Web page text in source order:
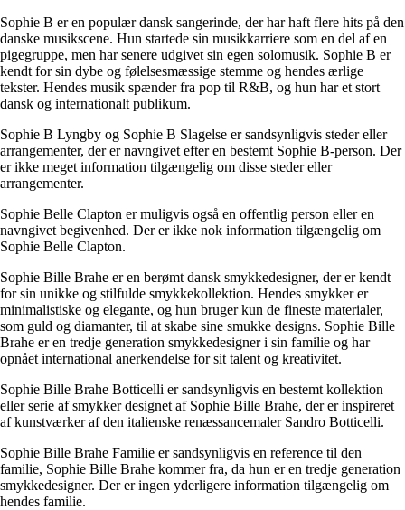
Sophie B er en populær dansk sangerinde, der har haft flere hits på den
danske musikscene. Hun startede sin musikkarriere som en del af en
pigegruppe, men har senere udgivet sin egen solomusik. Sophie B er
kendt for sin dybe og følelsesmæssige stemme og hendes ærlige
tekster. Hendes musik spænder fra pop til R&B, og hun har et stort
dansk og internationalt publikum.
Sophie B Lyngby og Sophie B Slagelse er sandsynligvis steder eller
arrangementer, der er navngivet efter en bestemt Sophie B-person. Der
er ikke meget information tilgængelig om disse steder eller
arrangementer.
Sophie Belle Clapton er muligvis også en offentlig person eller en
navngivet begivenhed. Der er ikke nok information tilgængelig om
Sophie Belle Clapton.
Sophie Bille Brahe er en berømt dansk smykkedesigner, der er kendt
for sin unikke og stilfulde smykkekollektion. Hendes smykker er
minimalistiske og elegante, og hun bruger kun de fineste materialer,
som guld og diamanter, til at skabe sine smukke designs. Sophie Bille
Brahe er en tredje generation smykkedesigner i sin familie og har
opnået international anerkendelse for sit talent og kreativitet.
Sophie Bille Brahe Botticelli er sandsynligvis en bestemt kollektion
eller serie af smykker designet af Sophie Bille Brahe, der er inspireret
af kunstværker af den italienske renæssancemaler Sandro Botticelli.
Sophie Bille Brahe Familie er sandsynligvis en reference til den
familie, Sophie Bille Brahe kommer fra, da hun er en tredje generation
smykkedesigner. Der er ingen yderligere information tilgængelig om
hendes familie.